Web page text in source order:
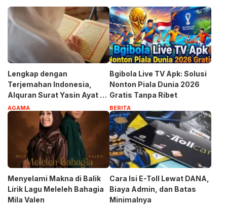
Lengkap dengan
Terjemahan Indonesia,
Alquran Surat Yasin Ayat 1-
83
AGAMA
Bgibola Live TV Apk: Solusi
Nonton Piala Dunia 2026
Gratis Tanpa Ribet
BERITA
Menyelami Makna di Balik
Lirik Lagu Meleleh Bahagia
Mila Valen
Cara Isi E-Toll Lewat DANA,
Biaya Admin, dan Batas
Minimalnya